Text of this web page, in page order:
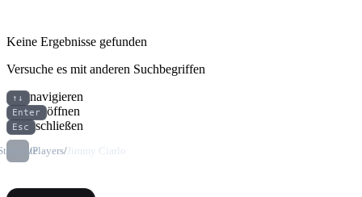
Keine Ergebnisse gefunden
Versuche es mit anderen Suchbegriffen
↑↓ navigieren
Enter öffnen
Esc schließen
/Players/ Jimmy Ciarlo